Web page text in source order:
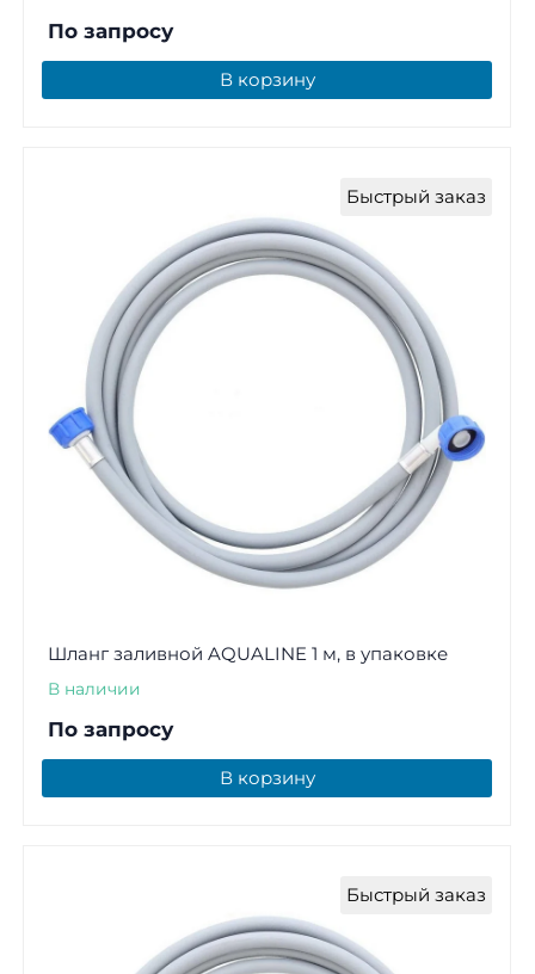
По запросу
В корзину
Быстрый заказ
Шланг заливной AQUALINE 1 м, в упаковке
В наличии
По запросу
В корзину
Быстрый заказ